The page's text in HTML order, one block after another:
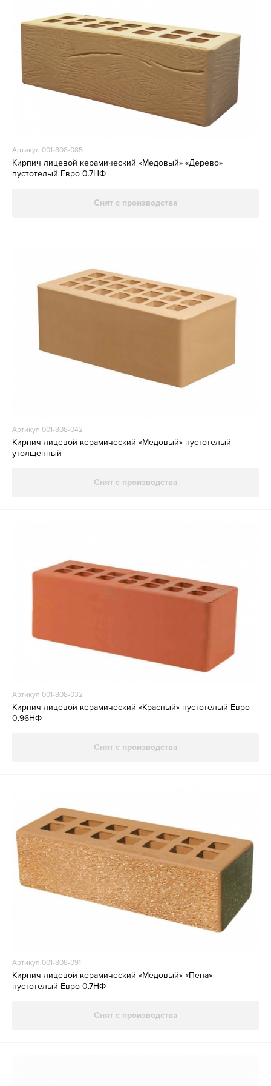
Артикул 001-808-085
Кирпич лицевой керамический «Медовый» «Дерево»
пустотелый Евро 0.7НФ
Снят с производства
Артикул 001-808-042
Кирпич лицевой керамический «Медовый» пустотелый
утолщенный
Снят с производства
Артикул 001-808-032
Кирпич лицевой керамический «Красный» пустотелый Евро
0.96НФ
Снят с производства
Артикул 001-808-091
Кирпич лицевой керамический «Медовый» «Пена»
пустотелый Евро 0.7НФ
Снят с производства